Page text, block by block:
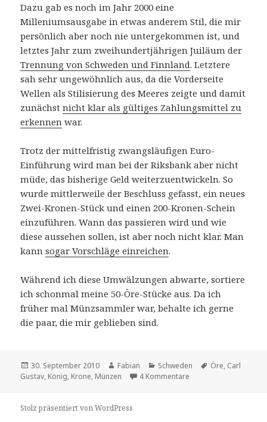
Dazu gab es noch im Jahr 2000 eine
Milleniumsausgabe in etwas anderem Stil, die mir
persönlich aber noch nie untergekommen ist, und
letztes Jahr zum zweihundertjährigen Juiläum der
Trennung von Schweden und Finnland. Letztere
sah sehr ungewöhnlich aus, da die Vorderseite
Wellen als Stilisierung des Meeres zeigte und damit
zunächstnicht klar als gültiges Zahlungsmittel zu
erkennen war.
Trotz der mittelfristig zwangsläufigen Euro-
Einführung wird man bei der Riksbank aber nicht
müde, das bisherige Geld weiterzuentwickeln. So
wurde mittlerweile der Beschluss gefasst, ein neues
Zwei-Kronen-Stück und einen 200-Kronen-Schein
einzuführen. Wann das passieren wird und wie
diese aussehen sollen, ist aber noch nicht klar. Man
kannsogar Vorschläge einreichen.
Während ich diese Umwälzungen abwarte, sortiere
ich schonmal meine 50-Öre-Stücke aus. Da ich
früher mal Münzsammler war, behalte ich gerne
die paar, die mir geblieben sind.
Veröffentlicht
am
30. September 2010 Autor
Fabian Kategorien
Schweden Schlagwörter
Öre, Carl
Gustav, König, Krone, Münzen 4 Kommentare
Stolz präsentiert von WordPress